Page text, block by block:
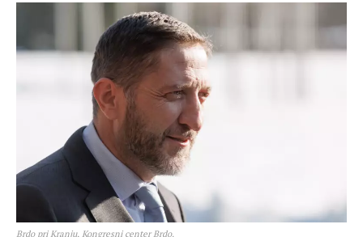
Brdo pri Kranju, Kongresni center Brdo.